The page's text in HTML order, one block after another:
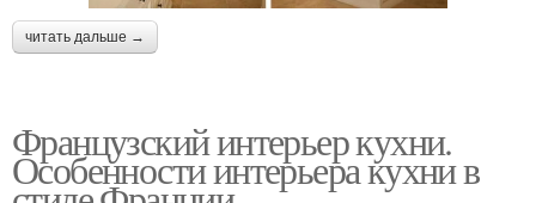
читать дальше →
Французский интерьер кухни.
Особенности интерьера кухни в